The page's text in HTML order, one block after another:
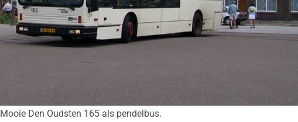
Mooie Den Oudsten 165 als pendelbus.